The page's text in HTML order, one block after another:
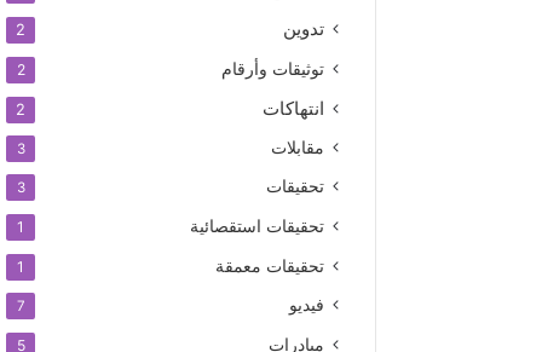
تدوين 2
توثيقات وأرقام 2
انتهاكات 2
مقابلات 3
تحقيقات 3
تحقيقات استقصائية 1
تحقيقات معمقة 1
فيديو 7
مبادرات 5